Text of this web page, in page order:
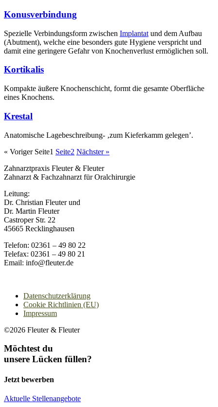
Konusverbindung
Spezielle Verbindungsform zwischen Implantat und dem Aufbau
(Abutment), welche eine besonders gute Hygiene verspricht und
damit eine geringere Gefahr von Knochenverlust ermöglichen soll.
Kortikalis
Kompakte äußere Knochenschicht, formt die gesamte Oberfläche
eines Knochens.
Krestal
Anatomische Lagebeschreibung- ‚zum Kieferkamm gelegen’.
« Voriger Seite1 Seite2 Nächster »
Zahnarztpraxis Fleuter & Fleuter
Zahnarzt & Fachzahnarzt für Oralchirurgie
Leitung:
Dr. Christian Fleuter und
Dr. Martin Fleuter
Castroper Str. 22
45665 Recklinghausen
Telefon: 02361 – 49 80 22
Telefax: 02361 – 49 80 21
Email: info@fleuter.de
Datenschutzerklärung
Cookie Richtlinien (EU)
Impressum
©2026 Fleuter & Fleuter
Möchtest du
unsere Lücken füllen?
Jetzt bewerben
Aktuelle Stellenangebote